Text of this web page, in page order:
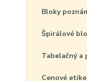
Bloky
Špirálové
Tabelačný
Cenové